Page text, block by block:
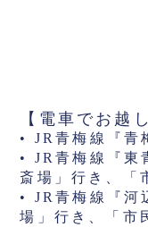
【電車でお越
• JR青梅線『青
• JR青梅線『東
斎場」行き、「
• JR青梅線『河
場」行き、「市